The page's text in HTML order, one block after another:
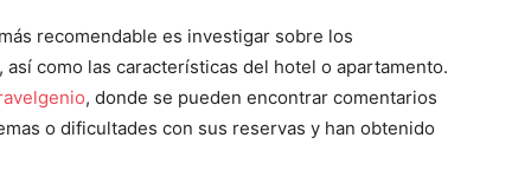
recomendable es investigar sobre los
como las características del hotel o apartamento.
, donde se pueden encontrar comentarios
o dificultades con sus reservas y han obtenido